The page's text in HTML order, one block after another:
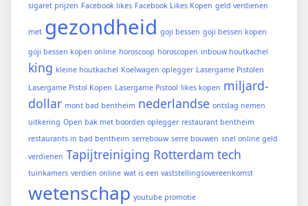
sigaret prijzen Facebook likes Facebook Likes Kopen geld verdienen
met gezondheid goji bessen goji bessen kopen
goji bessen kopen online horoscoop horoscopen inbouw houtkachel
king kleine houtkachel Koelwagen oplegger Lasergame Pistolen
Lasergame Pistol Kopen Lasergame Pistool likes kopen miljard-
dollar mont bad bentheim nederlandse ontslag nemen
uitkering Open bak met boorden oplegger restaurant bentheim
restaurants in bad bentheim serrebouw serre bouwen snel online geld
verdienen Tapijtreiniging Rotterdam tech
tuinkamers verdien online wat is een vaststellingsovereenkomst
wetenschap youtube promotie